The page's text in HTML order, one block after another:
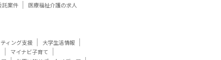
託案件 医療福祉介護の求人
ィング支援
大学生活情報
マイナビ子育て